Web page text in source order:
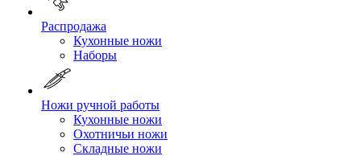
Распродажа
Кухонные ножи
Наборы
Ножи ручной работы
Кухонные ножи
Охотничьи ножи
Складные ножи